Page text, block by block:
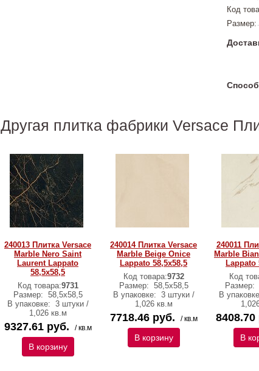
Код
Размер:
Другая плитка фабрики Versace
240013 Плитка Versace
Marble Nero Saint
Laurent Lappato
58,5х58,5
Код товара:9731
Размер: 58,5х58,5
В упаковке: 3 штуки /
1,026 кв.м
9327.61 руб. / кв.м
В корзину
240014 Плитка Versace
Marble Beige Onice
Lappato 58,5х58,5
Код товара:9732
Размер: 58,5х58,5
В упаковке: 3 штуки /
1,026 кв.м
7718.46 руб. / кв.м
В корзину
240011
Marble
Lappato
Код
Размер:
В
8408.70
В